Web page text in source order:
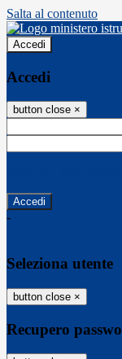
Salta al contenuto
Accedi
Accedi
button close ×
-
Seleziona utente
button close ×
Recupero